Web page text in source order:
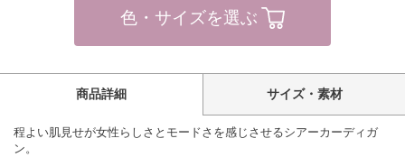
色・サイズを選ぶ
商品詳細 サイズ・素材
程よい肌見せが女性らしさとモードさを感じさせるシアーカーディガ
ン。